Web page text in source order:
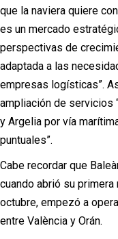
que la naviera quiere
es un mercado
perspectivas de
adaptada a las
empresas logísticas”.
ampliación de servicios
y Argelia por vía
puntuales”.
Cabe recordar que
cuando abrió su
octubre, empezó a
entre València y Orán.